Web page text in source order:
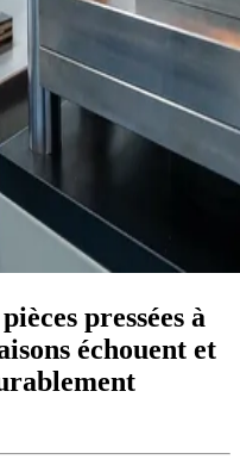
pressées à
échouent et